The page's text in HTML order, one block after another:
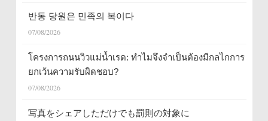
반동 당원은 민족의 복이다
07/08/2026
โครงการถนนวิวแม่น้ำเรด: ทำไมจึงจำเป็นต้องมีกลไกการ
ยกเว้นความรับผิดชอบ?
07/08/2026
写真をシェアしただけでも罰則の対象に